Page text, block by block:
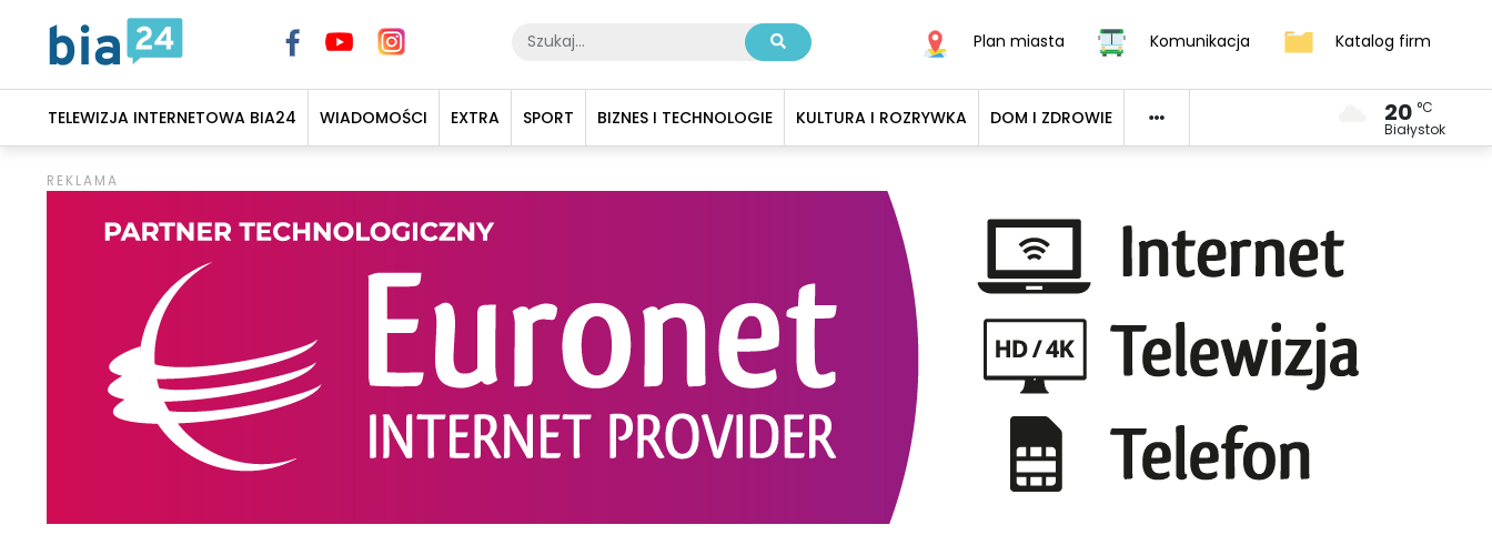
Plan miasta Komunikacja Katalog firm
TELEWIZJA INTERNETOWA BIA24 WIADOMOŚCI EXTRA SPORT BIZNES I TECHNOLOGIE KULTURA I ROZRYWKA DOM I ZDROWIE 20 °C
Białystok